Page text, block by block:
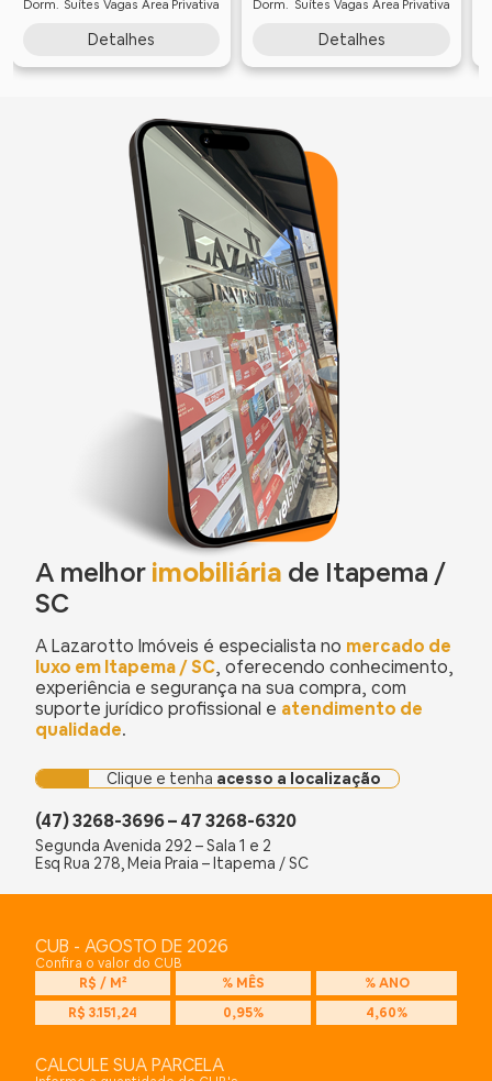
Dorm. Suítes Vagas Área Privativa
Detalhes
Dorm. Suítes Vagas Área Privativa
Detalhes
A melhorimobiliária de Itapema /
SC
A Lazarotto Imóveis é especialista no mercado de
luxo em Itapema / SC, oferecendo conhecimento,
experiência e segurança na sua compra, com
suporte jurídico profissional e atendimento de
qualidade.
Clique e tenha acesso a localização
(47) 3268-3696 – 47 3268-6320
Segunda Avenida 292 – Sala 1 e 2
Esq Rua 278, Meia Praia – Itapema / SC
CUB - AGOSTO DE 2026
Confira o valor do CUB
R$ / M²
% MÊS
% ANO
R$ 3.151,24
0,95% 4,60%
CALCULE SUA PARCELA